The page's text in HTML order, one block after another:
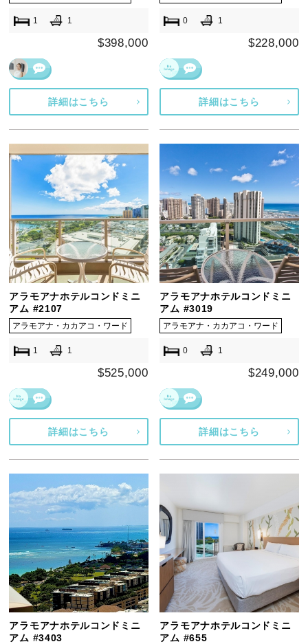
1 1
$398,000
詳細はこちら
0 1
$228,000
詳細はこちら
アラモアナホテルコンドミニ
アム #2107
アラモアナ・カカアコ・ワード
1 1
$525,000
詳細はこちら
アラモアナホテルコンドミニ
アム #3019
アラモアナ・カカアコ・ワード
0 1
$249,000
詳細はこちら
アラモアナホテルコンドミニ
アム #3403
アラモアナホテルコンドミニ
アム #655